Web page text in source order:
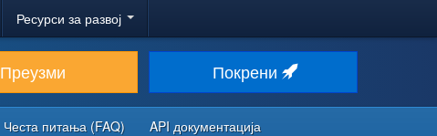
Ресурси за развој
Преузми Покрени
Честа питања (FAQ)
API документација